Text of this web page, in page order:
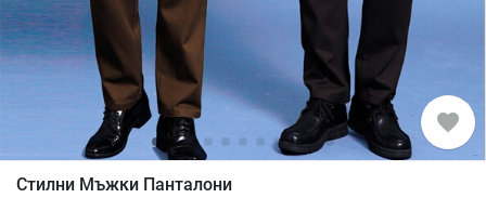
favorite
Стилни Мъжки Панталони